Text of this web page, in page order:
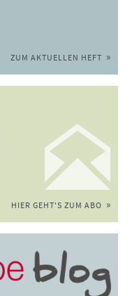
ZUM AKTUELLEN HEFT
HIER GEHT'S ZUM ABO